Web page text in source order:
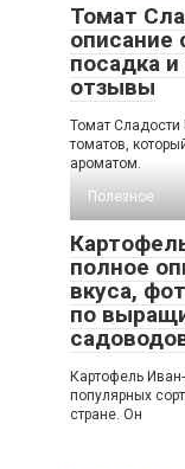
Томат
описание
посадка
отзывы
Томат
томатов,
ароматом.
Полезное
полное
вкуса,
по
Картофель
популярных
стране. Он